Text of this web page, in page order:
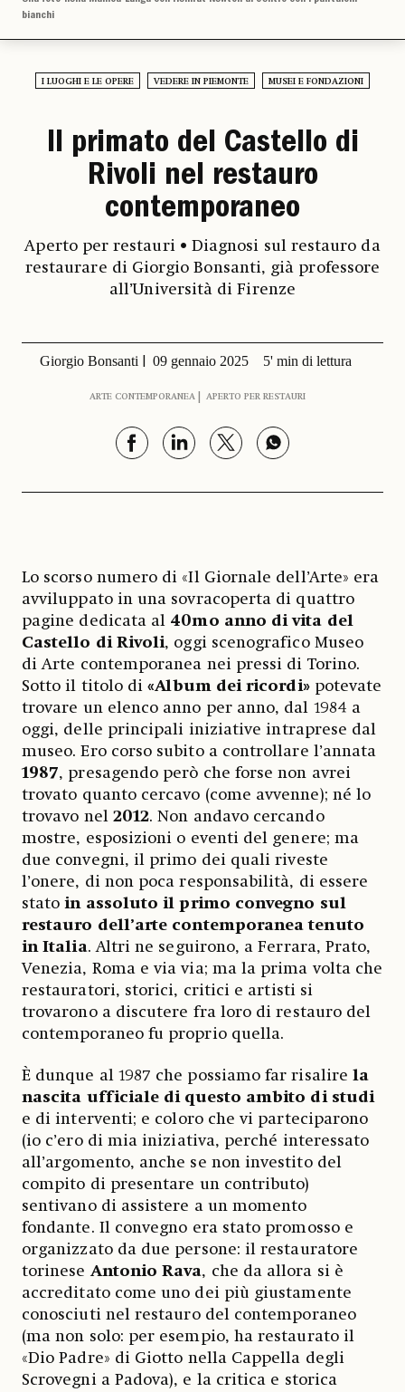
bianchi
I LUOGHI E LE OPERE VEDERE IN PIEMONTE MUSEI E FONDAZIONI
Il primato del Castello di
Rivoli nel restauro
contemporaneo
Aperto per restauri • Diagnosi sul restauro da
restaurare di Giorgio Bonsanti, già professore
all’Università di Firenze
Giorgio Bonsanti 09 gennaio 2025 5' min di lettura
ARTE CONTEMPORANEA APERTO PER RESTAURI
Lo scorso numero di «Il Giornale dell’Arte» era
avviluppato in una sovracoperta di quattro
pagine dedicata al 40mo anno di vita del
Castello di Rivoli, oggi scenografico Museo
di Arte contemporanea nei pressi di Torino.
Sotto il titolo di«Album dei ricordi»potevate
trovare un elenco anno per anno, dal 1984 a
oggi, delle principali iniziative intraprese dal
museo. Ero corso subito a controllare l’annata
1987, presagendo però che forse non avrei
trovato quanto cercavo (come avvenne); né lo
trovavo nel 2012. Non andavo cercando
mostre, esposizioni o eventi del genere; ma
due convegni, il primo dei quali riveste
l’onere, di non poca responsabilità, di essere
statoin assoluto il primo convegno sul
restauro dell’arte contemporanea tenuto
in Italia. Altri ne seguirono, a Ferrara, Prato,
Venezia, Roma e via via; ma la prima volta che
restauratori, storici, critici e artisti si
trovarono a discutere fra loro di restauro del
contemporaneo fu proprio quella.
È dunque al 1987 che possiamo far risalirela
nascita ufficiale di questo ambito di studi
e di interventi; e coloro che vi parteciparono
(io c’ero di mia iniziativa, perché interessato
all’argomento, anche se non investito del
compito di presentare un contributo)
sentivano di assistere a un momento
fondante. Il convegno era stato promosso e
organizzato da due persone: il restauratore
torinese Antonio Rava, che da allora si è
accreditato come uno dei più giustamente
conosciuti nel restauro del contemporaneo
(ma non solo: per esempio, ha restaurato il
«Dio Padre» di Giotto nella Cappella degli
Scrovegni a Padova), e la critica e storica